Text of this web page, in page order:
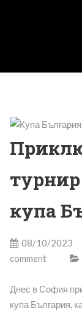
купа
08/10/2023
comment
Днес в София
купа България,